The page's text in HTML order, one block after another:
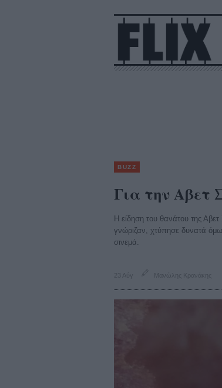
BUZZ
Για την Αβετ
Η είδηση του θανάτου της
γνώριζαν, χτύπησε δυνατά
σινεμά.
23 Αύγ Μανώλης Κρανάκης